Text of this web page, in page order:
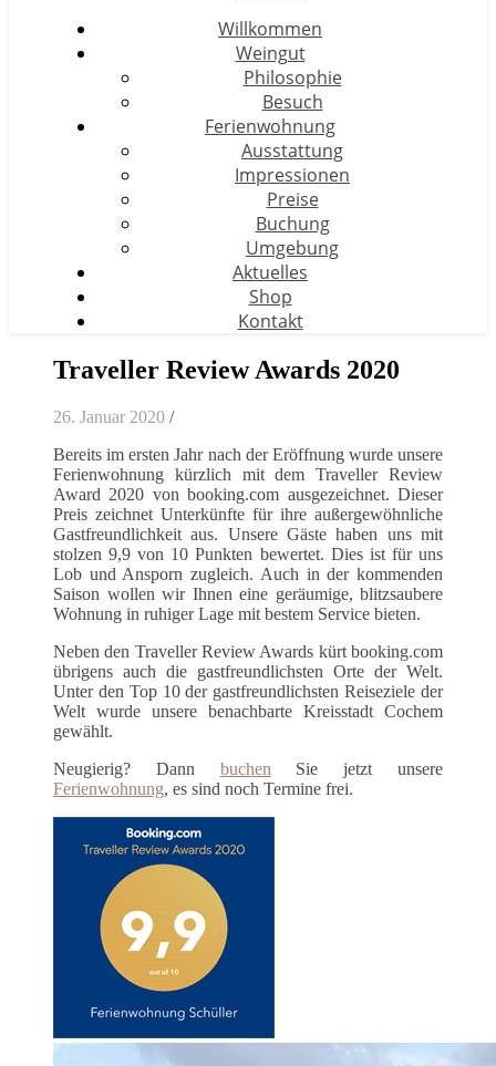
Willkommen
Weingut
Philosophie
Besuch
Ferienwohnung
Ausstattung
Impressionen
Preise
Buchung
Umgebung
Aktuelles
Shop
Kontakt
Traveller Review Awards 2020
26. Januar 2020 /
Bereits im ersten Jahr nach der Eröffnung wurde unsere
Ferienwohnung kürzlich mit dem Traveller Review
Award 2020 von booking.com ausgezeichnet. Dieser
Preis zeichnet Unterkünfte für ihre außergewöhnliche
Gastfreundlichkeit aus. Unsere Gäste haben uns mit
stolzen 9,9 von 10 Punkten bewertet. Dies ist für uns
Lob und Ansporn zugleich. Auch in der kommenden
Saison wollen wir Ihnen eine geräumige, blitzsaubere
Wohnung in ruhiger Lage mit bestem Service bieten.
Neben den Traveller Review Awards kürt booking.com
übrigens auch die gastfreundlichsten Orte der Welt.
Unter den Top 10 der gastfreundlichsten Reiseziele der
Welt wurde unsere benachbarte Kreisstadt Cochem
gewählt.
Neugierig? Dann buchen Sie jetzt unsere
Ferienwohnung, es sind noch Termine frei.